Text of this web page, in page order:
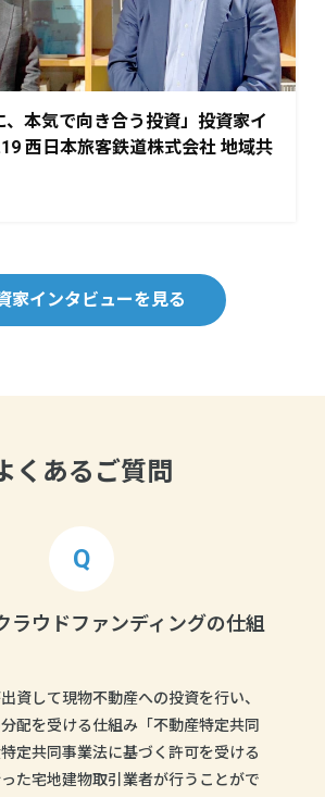
、本気で向き合う投資」投資家イ
西日本旅客鉄道株式会社 地域共
家インタビューを見る
くあるご質問
ラウドファンディングの仕組
資して現物不動産への投資を行い、
配を受ける仕組み「不動産特定共同
定共同事業法に基づく許可を受ける
た宅地建物取引業者が行うことがで